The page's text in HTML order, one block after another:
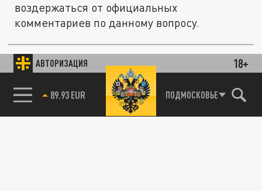
АВТОРИЗАЦИЯ 18+
85.64 BRENT ПОДМОСКОВЬЕ
воздержаться от официальных
комментариев по данному вопросу.
ПОЛИТИКА